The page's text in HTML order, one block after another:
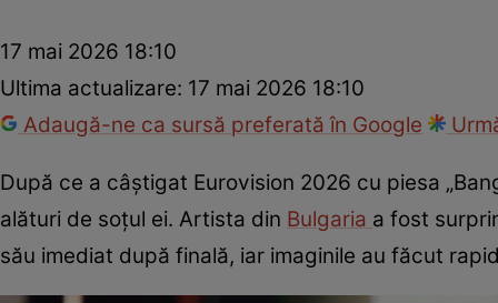
17 mai 2026 18:10
Ultima actualizare: 17 mai 2026 18:10
Adaugă-ne ca sursă preferată în Google
După ce a câștigat Eurovision 2026 cu piesa
alături de soțul ei. Artista din Bulgaria a fost
său imediat după finală, iar imaginile au făcut